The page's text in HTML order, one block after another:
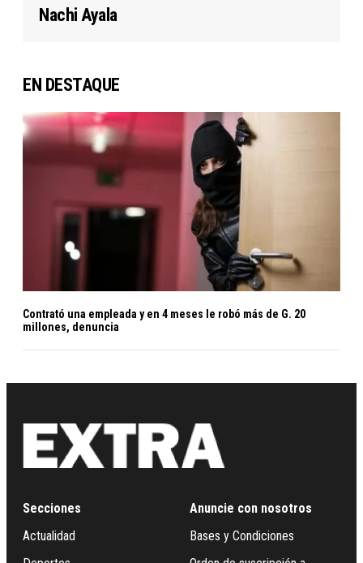
Nachi Ayala
EN DESTAQUE
Contrató una empleada y en 4 meses le robó más de G. 20
millones, denuncia
Secciones
Actualidad
Anuncie con nosotros
Bases y Condiciones